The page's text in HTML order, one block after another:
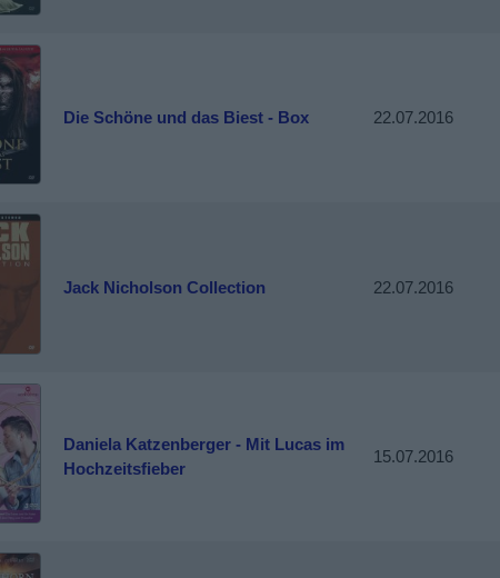
Die Schöne und das Biest - Box 22.07.2016
Jack Nicholson Collection 22.07.2016
Daniela Katzenberger - Mit Lucas im
Hochzeitsfieber
15.07.2016